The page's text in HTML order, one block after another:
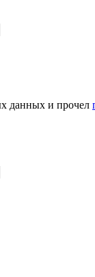
данных и прочел